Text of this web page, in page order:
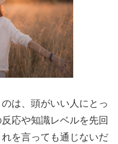
は、頭がいい人にとっ
応や知識レベルを先回
を言っても通じないだ